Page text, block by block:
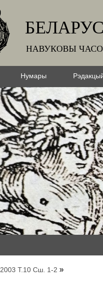
НАВУКОВЫ
Нумары
2003 Т.10 Сш. 1-2 »